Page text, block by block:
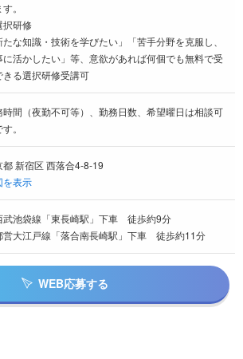
。
研修
たな知識・技術を学びたい」「苦手分野を克服し、
に活かしたい」等、意欲があれば何個でも無料で受
きる選択研修受講可
時間（夜勤不可等）、勤務日数、希望曜日は相談可
。
都 新宿区 西落合4-8-19
を表示
武池袋線「東長崎駅」下車 徒歩約9分
営大江戸線「落合南長崎駅」下車 徒歩約11分
WEB応募する